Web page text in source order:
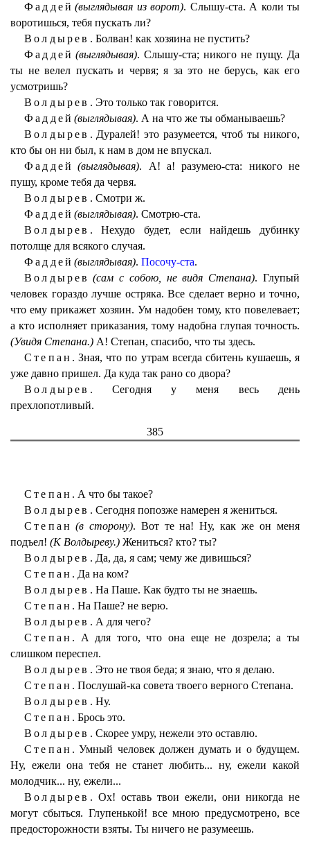
Фаддей (выглядывая из ворот). Слышу-ста. А коли ты
воротишься, тебя пускать ли?
Волдырев. Болван! как хозяина не пустить?
Фаддей (выглядывая). Слышу-ста; никого не пущу. Да
ты не велел пускать и червя; я за это не берусь, как его
усмотришь?
Волдырев. Это только так говорится.
Фаддей (выглядывая). А на что же ты обманываешь?
Волдырев. Дуралей! это разумеется, чтоб ты никого,
кто бы он ни был, к нам в дом не впускал.
Фаддей
(выглядывая). А! а! разумею-ста: никого не
пушу, кроме тебя да червя.
Волдырев. Смотри ж.
Фаддей (выглядывая). Смотрю-ста.
Волдырев. Нехудо будет, если найдешь дубинку
потолще для всякого случая.
Фаддей (выглядывая). Посочу-ста.
Волдырев (сам с собою, не видя Степана). Глупый
человек гораздо лучше остряка. Все сделает верно и точно,
что ему прикажет хозяин. Ум надобен тому, кто повелевает;
а кто исполняет приказания, тому надобна глупая точность.
(Увидя Степана.) А! Степан, спасибо, что ты здесь.
Степан. Зная, что по утрам всегда сбитень кушаешь, я
уже давно пришел. Да куда так рано со двора?
Волдырев. Сегодня у меня весь день
прехлопотливый.
385
Степан. А что бы такое?
Волдырев. Сегодня попозже намерен я жениться.
Степан (в сторону). Вот те на! Ну, как же он меня
подъел! (К Волдыреву.) Жениться? кто? ты?
Волдырев. Да, да, я сам; чему же дивишься?
Степан. Да на ком?
Волдырев. На Паше. Как будто ты не знаешь.
Степан. На Паше? не верю.
Волдырев. А для чего?
Степан. А для того, что она еще не дозрела; а ты
слишком переспел.
Волдырев. Это не твоя беда; я знаю, что я делаю.
Степан. Послушай-ка совета твоего верного Степана.
Волдырев. Ну.
Степан. Брось это.
Волдырев. Скорее умру, нежели это оставлю.
Степан. Умный человек должен думать и о будущем.
Ну, ежели она тебя не станет любить... ну, ежели какой
молодчик... ну, ежели...
Волдырев. Ох! оставь твои ежели, они никогда не
могут сбыться. Глупенькой! все мною предусмотрено, все
предосторожности взяты. Ты ничего не разумеешь.